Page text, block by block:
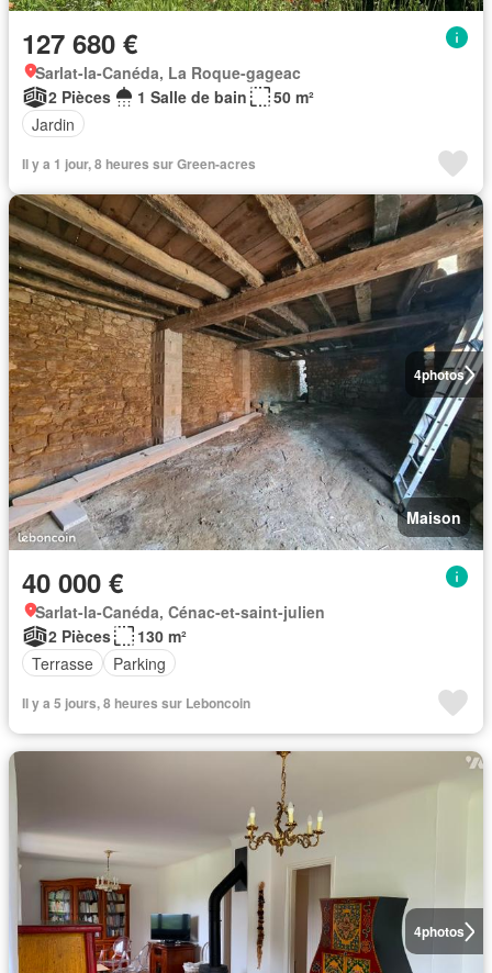
127 680 €
Sarlat-la-Canéda, La Roque-gageac
2 Pièces
1 Salle de bain
50 m²
Jardin
Il y a 1 jour, 8 heures sur Green-acres
4photos
Maison
40 000 €
Sarlat-la-Canéda, Cénac-et-saint-julien
2 Pièces
130 m²
Terrasse
Parking
Il y a 5 jours, 8 heures sur Leboncoin
4photos